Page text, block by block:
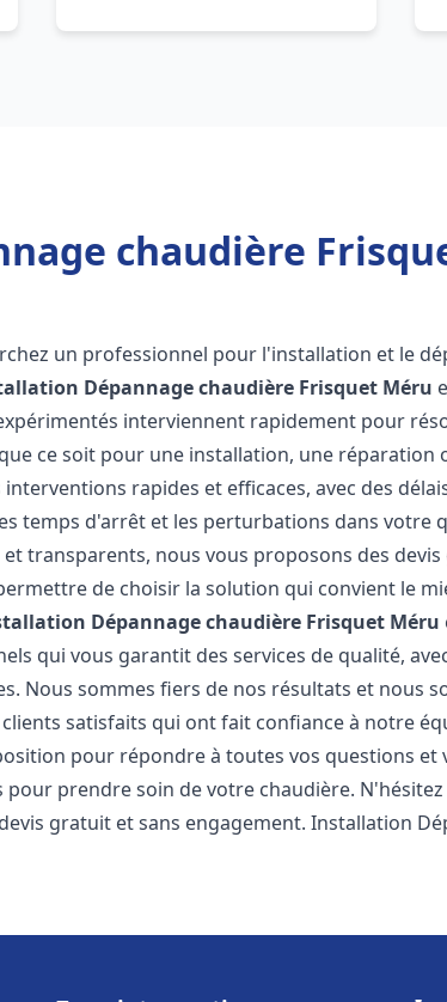
chaudière
un professionnel pour l'installation et le
Dépannage chaudière Frisquet Méru
interviennent rapidement pour
ce soit pour une installation, une réparation
rapides et efficaces, avec des
temps d'arrêt et les perturbations dans votre
transparents, nous vous proposons des
de choisir la solution qui convient le
Dépannage chaudière Frisquet Méru
qui vous garantit des services de qualité,
Nous sommes fiers de nos résultats et nous
clients satisfaits qui ont fait confiance à notre
pour répondre à toutes vos questions et
pour prendre soin de votre chaudière.
gratuit et sans engagement. Installation